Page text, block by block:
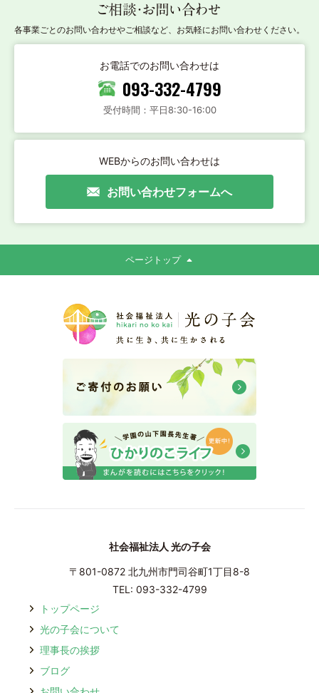
ご相談・お問い合わせ
各事業ごとのお問い合わせやご相談など、お気軽にお問い合わせください。
お電話でのお問い合わせは
093-332-4799
受付時間：平日8:30-16:00
WEBからのお問い合わせは
お問い合わせフォームへ
ページトップ
社会福祉法人 光の子会
〒801-0872 北九州市⾨司⾕町1丁⽬8-8
TEL: 093-332-4799
トップページ
光の⼦会について
理事⻑の挨拶
ブログ